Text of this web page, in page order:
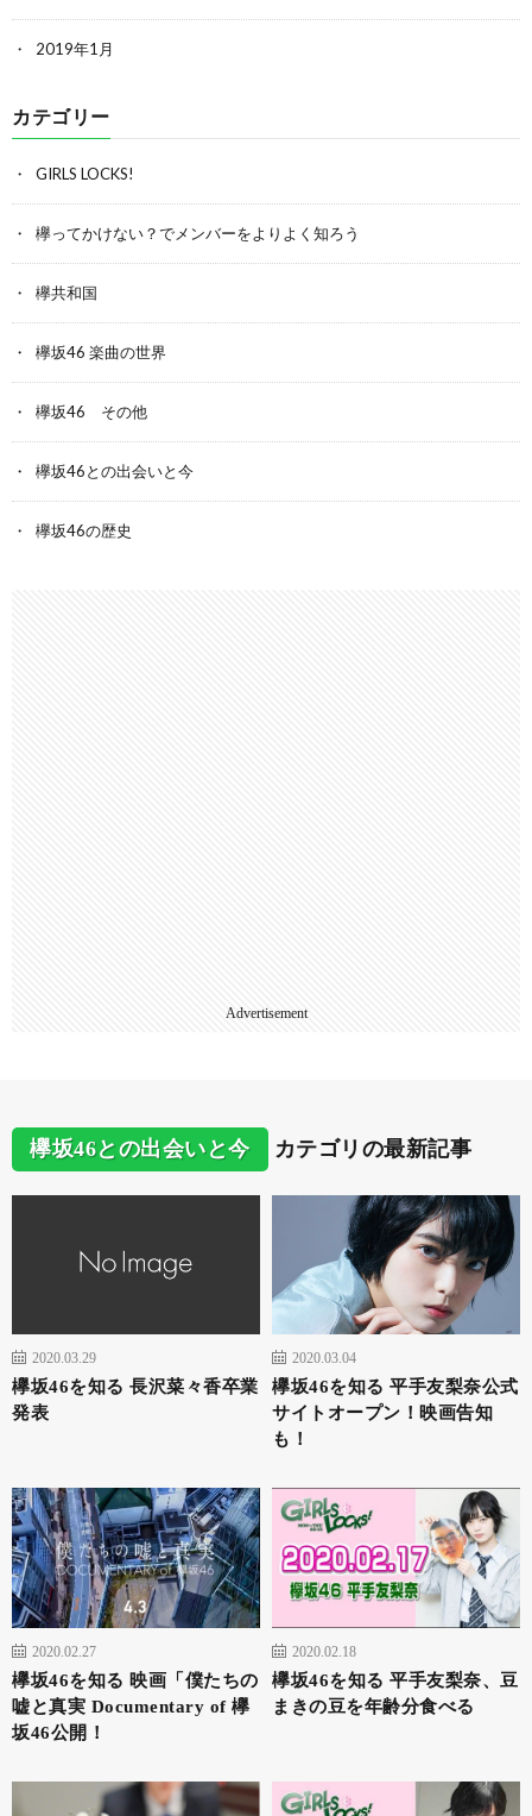
2019年1月
カテゴリー
GIRLS LOCKS!
欅ってかけない？でメンバーをよりよく知ろう
欅共和国
欅坂46 楽曲の世界
欅坂46 その他
欅坂46との出会いと今
欅坂46の歴史
Advertisement
欅坂46との出会いと今 カテゴリの最新記事
2020.03.29
欅坂46を知る 長沢菜々香卒業
発表
2020.03.04
欅坂46を知る 平手友梨奈公式
サイトオープン！映画告知
も！
2020.02.27
欅坂46を知る 映画「僕たちの
嘘と真実 Documentary of 欅
坂46公開！
2020.02.18
欅坂46を知る 平手友梨奈、豆
まきの豆を年齢分食べる